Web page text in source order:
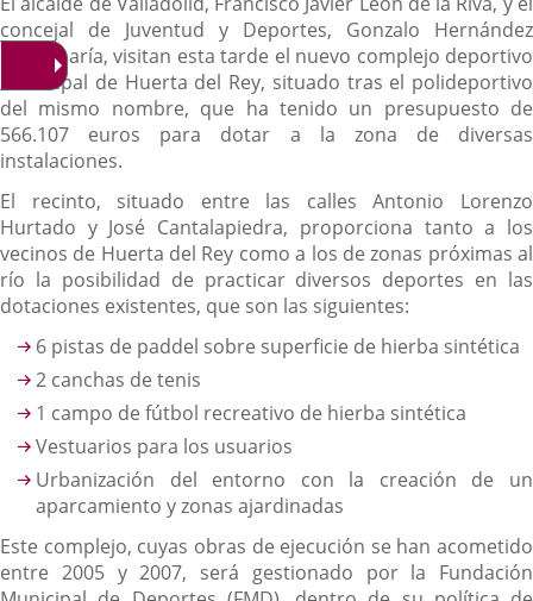
concejal de Juventud y Deportes, Gonzalo Hernández
Santamaría, visitan esta tarde el nuevo complejo deportivo
municipal de Huerta del Rey, situado tras el polideportivo
del mismo nombre, que ha tenido un presupuesto de
566.107 euros para dotar a la zona de diversas
instalaciones.
El recinto, situado entre las calles Antonio Lorenzo
Hurtado y José Cantalapiedra, proporciona tanto a los
vecinos de Huerta del Rey como a los de zonas próximas al
río la posibilidad de practicar diversos deportes en las
dotaciones existentes, que son las siguientes:
6 pistas de paddel sobre superficie de hierba sintética
2 canchas de tenis
1 campo de fútbol recreativo de hierba sintética
Vestuarios para los usuarios
Urbanización del entorno con la creación de un
aparcamiento y zonas ajardinadas
Este complejo, cuyas obras de ejecución se han acometido
entre 2005 y 2007, será gestionado por la Fundación